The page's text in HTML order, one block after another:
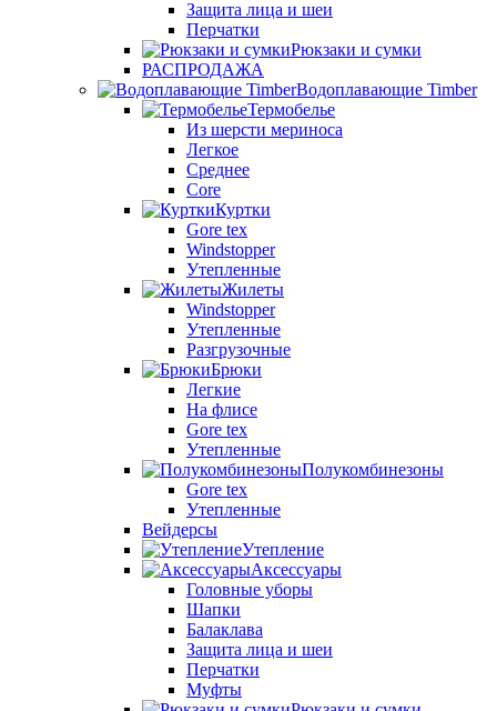
Защита лица и шеи
Перчатки
Рюкзаки и сумки
РАСПРОДАЖА
Водоплавающие Timber
Термобелье
Из шерсти мериноса
Легкое
Среднее
Core
Куртки
Gore tex
Windstopper
Утепленные
Жилеты
Windstopper
Утепленные
Разгрузочные
Брюки
Легкие
На флисе
Gore tex
Утепленные
Полукомбинезоны
Gore tex
Утепленные
Вейдерсы
Утепление
Аксессуары
Головные уборы
Шапки
Балаклава
Защита лица и шеи
Перчатки
Муфты